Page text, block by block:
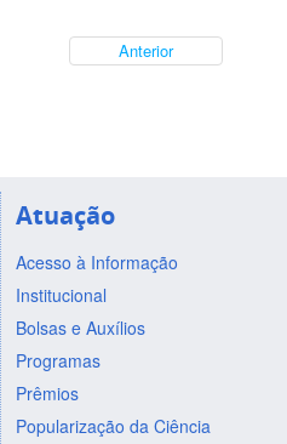
Anterior
Atuação
Acesso à Informação
Institucional
Bolsas e Auxílios
Programas
Prêmios
Popularização da Ciência